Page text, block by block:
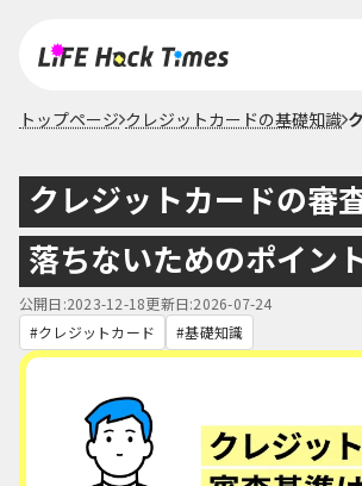
トップページ クレジットカードの基礎知識
クレジットカードの審
落ちないためのポイン
公開日:2023-12-18更新日:2026-07-24
クレジットカード
基礎知識